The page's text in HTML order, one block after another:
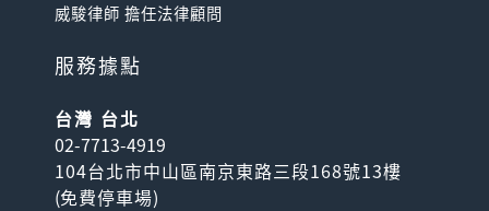
威駿律師 擔任法律顧問
服務據點
台灣 台北
02-7713-4919
104台北市中山區南京東路三段168號13樓
(免費停車場)